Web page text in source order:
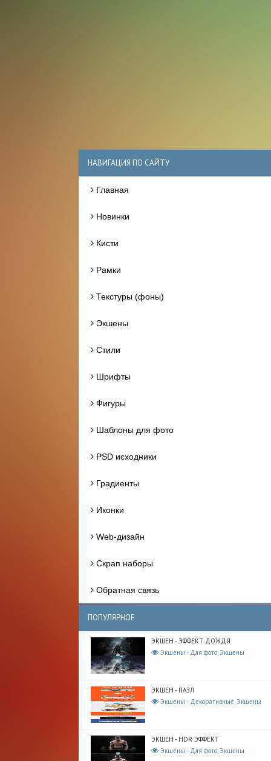
НАВИГАЦИЯ ПО САЙТУ
Главная
Новинки
Кисти
Рамки
Текстуры (фоны)
Экшены
Стили
Шрифты
Фигуры
Шаблоны для фото
PSD исходники
Градиенты
Иконки
Web-дизайн
Скрап наборы
Обратная связь
ПОПУЛЯРНОЕ
ЭКШЕН - ЭФФЕКТ ДОЖДЯ
Экшены - Для фото, Экшены
ЭКШЕН - ПАЗЛ
Экшены - Декоративные, Экшены
ЭКШЕН - HDR ЭФФЕКТ
Экшены - Для фото, Экшены